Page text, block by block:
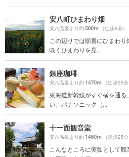
安八町ひまわり畑
安八温泉より約500m （徒歩9分）
この辺りでは順番にひまわ
咲くひまわりを見...
銀座珈琲
安八温泉より約1470m （徒歩25分
東海道新幹線がすぐ横を通
い。パナソニック（...
十一面観音堂
安八温泉より約1460m （徒歩25分
こんなところに突如として